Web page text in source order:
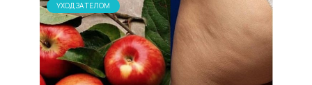
УХОД ЗА ТЕЛОМ